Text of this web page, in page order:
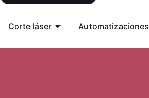
Corte láser Automatizaciones